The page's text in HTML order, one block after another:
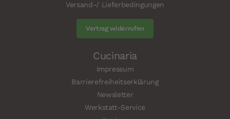
Versand-/ Lieferbedingungen
Vertrag widerrufen
Cucinaria
Impressum
Barrierefreiheitserklärung
Newsletter
Werkstatt-Service